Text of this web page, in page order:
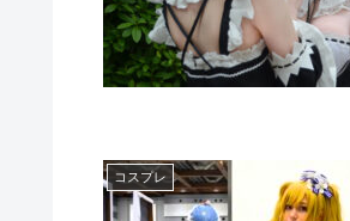
コスプレ